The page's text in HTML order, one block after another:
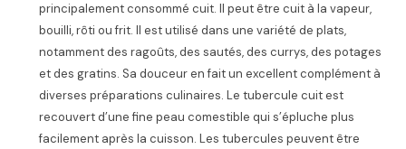
principalement consommé cuit. Il peut être cuit à la vapeur,
bouilli, rôti ou frit. Il est utilisé dans une variété de plats,
notamment des ragoûts, des sautés, des currys, des potages
et des gratins. Sa douceur en fait un excellent complément à
diverses préparations culinaires. Le tubercule cuit est
recouvert d’une fine peau comestible qui s’épluche plus
facilement après la cuisson. Les tubercules peuvent être